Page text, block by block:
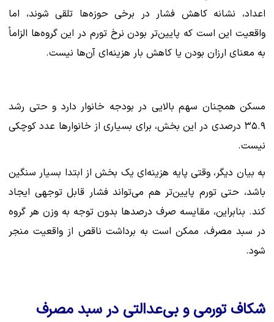
اعداد، نشانه کاهش فشار در برخی حوزه‌ها تلقی شوند، اما
واقعیت این است که پایین‌تر بودن نرخ تورم در این گروه‌ها الزاماً
به معنای ارزان بودن یا کاهش بار هزینه‌ای آن‌ها نیست.
مسکن همچنان سهم بالایی در بودجه خانوار دارد و حتی رشد
۳۵.۹ درصدی در این بخش، برای بسیاری از خانوارها عدد کوچکی
نیست.
به بیان دیگر، وقتی پایه هزینه‌ای یک بخش از ابتدا بسیار سنگین
باشد، حتی تورم پایین‌تر هم می‌تواند فشار قابل توجهی ایجاد
کند. بنابراین، مقایسه صرف درصدها بدون توجه به وزن هر گروه
در سبد مصرف، ممکن است به برداشت ناقص از واقعیت منجر
شود.
شکاف تورمی و بی‌عدالتی در سبد مصرف